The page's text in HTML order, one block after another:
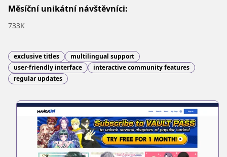
Měsíční unikátní návštěvníci:
733K
exclusive titles
multilingual support
user-friendly interface
interactive community features
regular updates